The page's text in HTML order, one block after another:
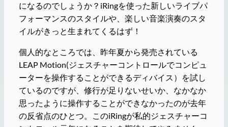
になるのでしょうか？iRingを使った新しいライブパ
フォーマンスのスタイルや、楽しい音楽演奏のスタ
イルがきっと生まれてくるはず！
個人的なところでは、昨年夏から発売されている
LEAP Motion(ジェスチャーコントロールでコンピュ
ーターを操作することができるディバイス）を試し
ているのですが、修行が足りないせいか、なかなか
思ったように操作することができなかったのが去年
の反省点のひとつ。このiRingが私的ジェスチャーコ